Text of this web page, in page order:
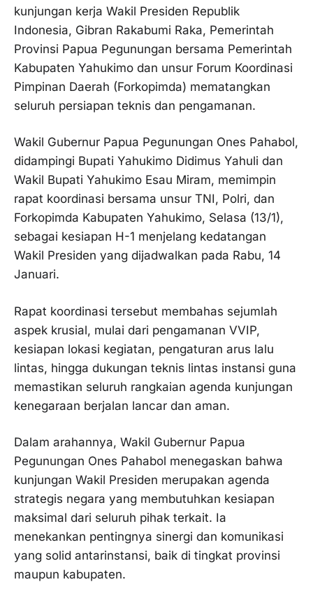
kunjungan kerja Wakil Presiden Republik
Indonesia, Gibran Rakabumi Raka, Pemerintah
Provinsi Papua Pegunungan bersama Pemerintah
Kabupaten Yahukimo dan unsur Forum Koordinasi
Pimpinan Daerah (Forkopimda) mematangkan
seluruh persiapan teknis dan pengamanan.
Wakil Gubernur Papua Pegunungan Ones Pahabol,
didampingi Bupati Yahukimo Didimus Yahuli dan
Wakil Bupati Yahukimo Esau Miram, memimpin
rapat koordinasi bersama unsur TNI, Polri, dan
Forkopimda Kabupaten Yahukimo, Selasa (13/1),
sebagai kesiapan H-1 menjelang kedatangan
Wakil Presiden yang dijadwalkan pada Rabu, 14
Januari.
Rapat koordinasi tersebut membahas sejumlah
aspek krusial, mulai dari pengamanan VVIP,
kesiapan lokasi kegiatan, pengaturan arus lalu
lintas, hingga dukungan teknis lintas instansi guna
memastikan seluruh rangkaian agenda kunjungan
kenegaraan berjalan lancar dan aman.
Dalam arahannya, Wakil Gubernur Papua
Pegunungan Ones Pahabol menegaskan bahwa
kunjungan Wakil Presiden merupakan agenda
strategis negara yang membutuhkan kesiapan
maksimal dari seluruh pihak terkait. Ia
menekankan pentingnya sinergi dan komunikasi
yang solid antarinstansi, baik di tingkat provinsi
maupun kabupaten.